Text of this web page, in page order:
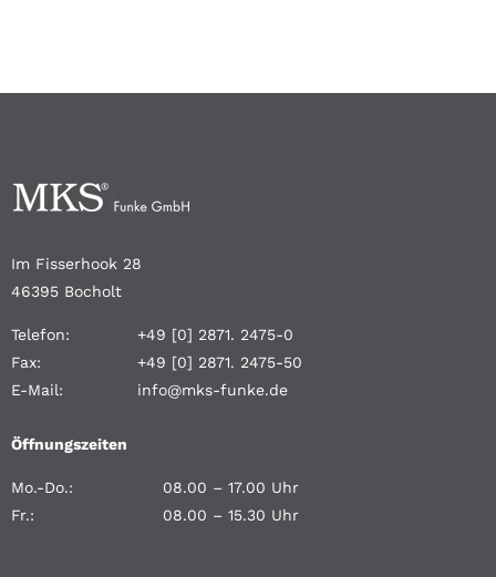
Im Fisserhook 28
46395 Bocholt
Telefon:
+49 [0] 2871. 2475-0
Fax:
+49 [0] 2871. 2475-50
E-Mail:
info@mks-funke.de
Öffnungszeiten
Mo.-Do.:
08.00 – 17.00 Uhr
Fr.:
08.00 – 15.30 Uhr